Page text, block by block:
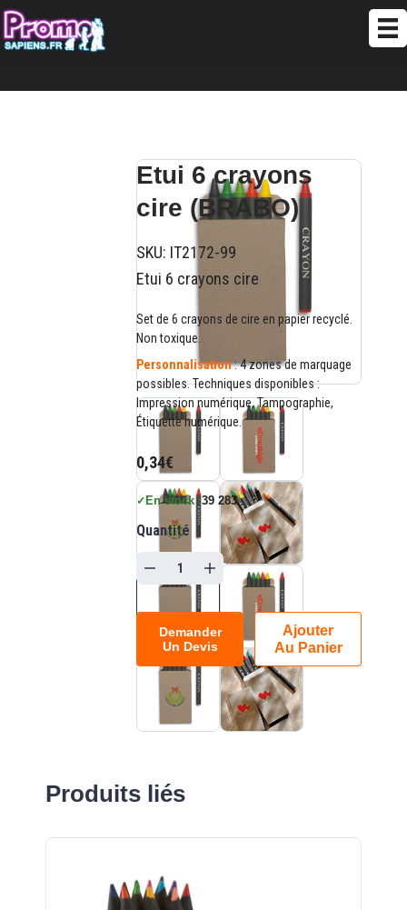
Etui 6 crayons
cire (BRABO)
SKU: IT2172-99
Etui 6 crayons cire
Set de 6 crayons de cire en papier recyclé.
Non toxique.
Personnalisation: 4 zones de marquage
possibles. Techniques disponibles :
Impression numérique, Tampographie,
Étiquette numérique.
0,34€
✓ En stock :39 283
Quantité
Demander
Un Devis
Ajouter
Au Panier
Produits liés